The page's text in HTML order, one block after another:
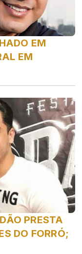
EM
EM
PRESTA
DO FORRÓ;